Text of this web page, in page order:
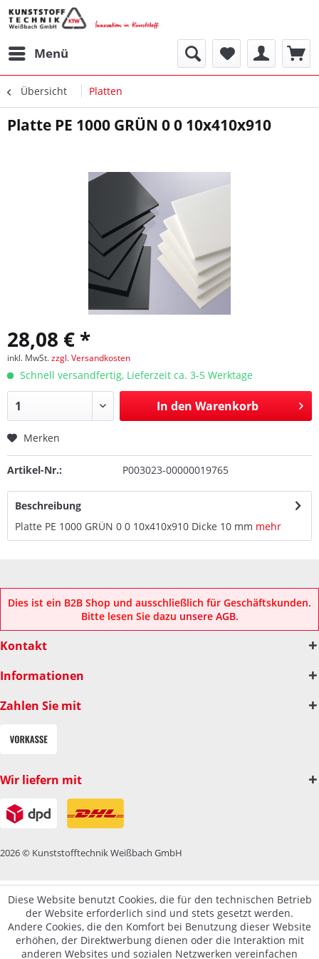
Menü
Übersicht Platten
Platte PE 1000 GRÜN 0 0 10x410x910
28,08 € *
inkl. MwSt.zzgl. Versandkosten
Schnell versandfertig, Lieferzeit ca. 3-5 Werktage
In den Warenkorb
Merken
Artikel-Nr.: P003023-00000019765
Beschreibung
Platte PE 1000 GRÜN 0 0 10x410x910 Dicke 10 mm mehr
Dies ist ein B2B Shop und ausschließlich für Geschäftskunden.
Bitte lesen Sie dazu unsere AGB.
Kontakt
Informationen
Zahlen Sie mit
Wir liefern mit
2026 © Kunststofftechnik Weißbach GmbH
Diese Website benutzt Cookies, die für den technischen Betrieb
der Website erforderlich sind und stets gesetzt werden.
Andere Cookies, die den Komfort bei Benutzung dieser Website
erhöhen, der Direktwerbung dienen oder die Interaktion mit
anderen Websites und sozialen Netzwerken vereinfachen